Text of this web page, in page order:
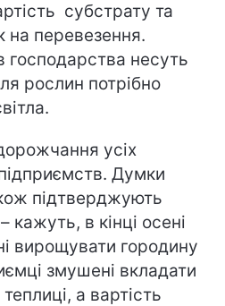
субстрату та
на перевезення.
господарства несуть
рослин потрібно
усіх
Думки
підтверджують
кажуть, в кінці осені
вирощувати городину
змушені вкладати
а вартість